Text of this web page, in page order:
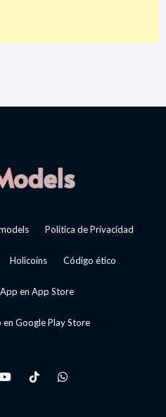
Política de Privacidad
Holicoins Código ético
en App Store
en Google Play Store